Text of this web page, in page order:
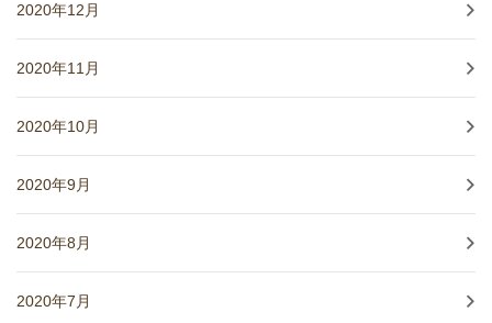
2020年12月
2020年11月
2020年10月
2020年9月
2020年8月
2020年7月